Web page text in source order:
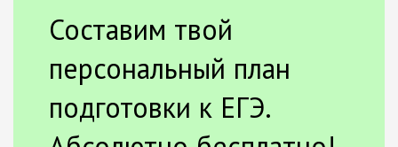
Составим твой
персональный план
подготовки к ЕГЭ.